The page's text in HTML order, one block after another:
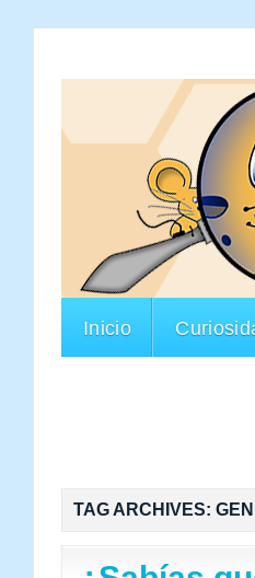
Inicio
TAG ARCHIVES: